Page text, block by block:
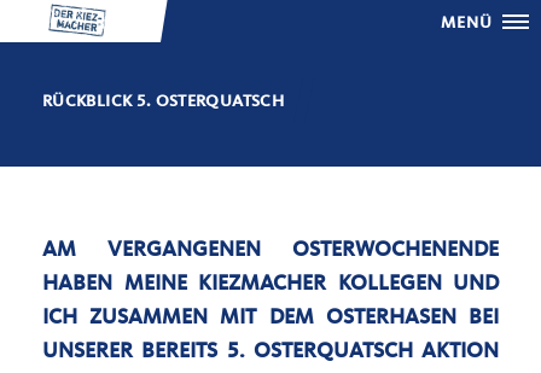
MENÜ
RÜCKBLICK 5. OSTERQUATSCH
AM VERGANGENEN OSTERWOCHENENDE
HABEN MEINE KIEZMACHER KOLLEGEN UND
ICH ZUSAMMEN MIT DEM OSTERHASEN BEI
UNSERER BEREITS 5. OSTERQUATSCH AKTION